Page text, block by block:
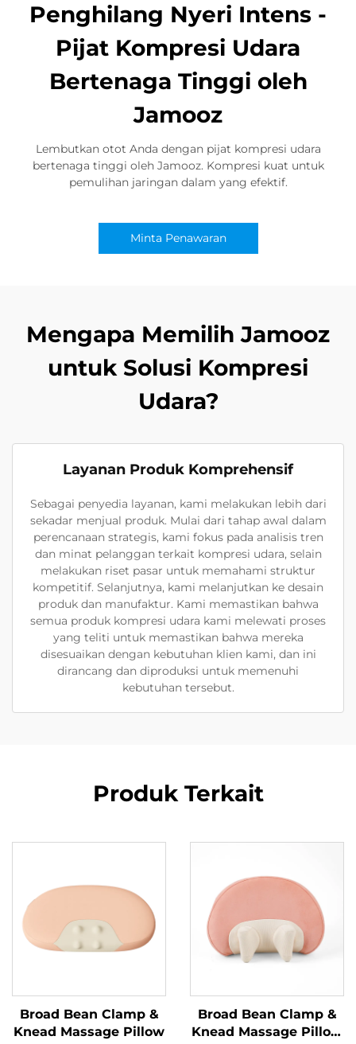
Penghilang Nyeri Intens -
Pijat Kompresi Udara
Bertenaga Tinggi oleh
Jamooz
Lembutkan otot Anda dengan pijat kompresi udara
bertenaga tinggi oleh Jamooz. Kompresi kuat untuk
pemulihan jaringan dalam yang efektif.
Minta Penawaran
Mengapa Memilih Jamooz
untuk Solusi Kompresi
Udara?
Layanan Produk Komprehensif
Sebagai penyedia layanan, kami melakukan lebih dari
sekadar menjual produk. Mulai dari tahap awal dalam
perencanaan strategis, kami fokus pada analisis tren
dan minat pelanggan terkait kompresi udara, selain
melakukan riset pasar untuk memahami struktur
kompetitif. Selanjutnya, kami melanjutkan ke desain
produk dan manufaktur. Kami memastikan bahwa
semua produk kompresi udara kami melewati proses
yang teliti untuk memastikan bahwa mereka
disesuaikan dengan kebutuhan klien kami, dan ini
dirancang dan diproduksi untuk memenuhi
kebutuhan tersebut.
Produk Terkait
Broad Bean Clamp &
Knead Massage Pillow
Broad Bean Clamp &
Knead Massage Pillow